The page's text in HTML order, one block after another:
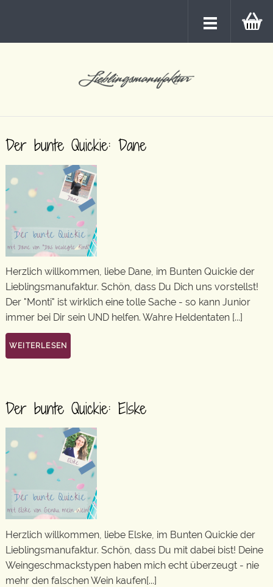
Der bunte Quickie: Dane
Herzlich willkommen, liebe Dane, im Bunten Quickie der
Lieblingsmanufaktur. Schön, dass Du Dich uns vorstellst!
Der "Monti" ist wirklich eine tolle Sache - so kann Junior
immer bei Dir sein UND helfen. Wahre Heldentaten [...]
WEITERLESEN
Der bunte Quickie: Elske
Herzlich willkommen, liebe Elske, im Bunten Quickie der
Lieblingsmanufaktur. Schön, dass Du mit dabei bist! Deine
Weingeschmackstypen haben mich echt überzeugt - nie
mehr den falschen Wein kaufen[...]